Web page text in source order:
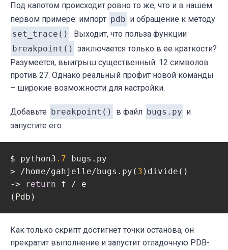
Под капотом происходит ровно то же, что и в нашем
первом примере: импорт pdb и обращение к методу
set_trace() . Выходит, что польза функции
breakpoint() заключается только в ее краткости?
Разумеется, выигрыш существенный: 12 символов
против 27. Однако реальный профит новой команды
– широкие возможности для настройки.
Добавьте breakpoint() в файл bugs.py и
запустите его:
$ python3 .7 bugs.py
> /home/gahjelle/bugs.py( 3 )divide()
->
return f / e
(Pdb)
Как только скрипт достигнет точки останова, он
прекратит выполнение и запустит отладочную PDB-